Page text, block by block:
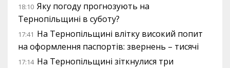
18:10 Яку погоду прогнозують на
Тернопільщині в суботу?
17:41 На Тернопільщині влітку високий попит
на оформлення паспортів: звернень – тисячі
17:14 На Тернопільщині зіткнулися три